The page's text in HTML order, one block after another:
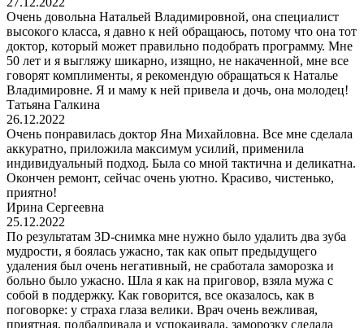
Очень довольна Натальей Владимировной, она специалист
высокого класса, я давно к ней обращаюсь, потому что она тот
доктор, который может правильно подобрать программу. Мне
50 лет и я выгляжу шикарно, изящно, не накаченной, мне все
говорят комплименты, я рекомендую обращаться к Наталье
Владимировне. Я и маму к ней привела и дочь, она молодец!
Татьяна Галкина
26.12.2022
Очень понравилась доктор Яна Михайловна. Все мне сделала
аккуратно, приложила максимум усилий, применила
индивидуальный подход. Была со мной тактична и деликатна.
Окончен ремонт, сейчас очень уютно. Красиво, чистенько,
приятно!
Ирина Сергеевна
25.12.2022
По результатам 3D-снимка мне нужно было удалить два зуба
мудрости, я боялась ужасно, так как опыт предыдущего
удаления был очень негативный, не сработала заморозка и
больно было ужасно. Шла я как на приговор, взяла мужа с
собой в поддержку. Как говорится, все оказалось, как в
поговорке: у страха глаза велики. Врач очень вежливая,
приятная, подбадривала и успокаивала, заморозку сделала